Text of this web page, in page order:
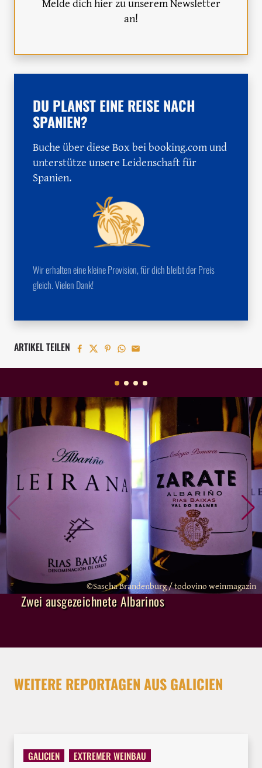
an!
DU PLANST EINE REISE NACH
SPANIEN?
Buche über diese Box bei booking.com und
unterstütze unsere Leidenschaft für
Spanien.
Wir erhalten eine kleine Provision, für dich bleibt der Preis
gleich. Vielen Dank!
ARTIKEL TEILEN
©Sascha Brandenburg / todovino weinmagazin
Zwei ausgezeichnete Albarinos
WEITERE REPORTAGEN AUS GALICIEN
GALICIEN
EXTREMER WEINBAU